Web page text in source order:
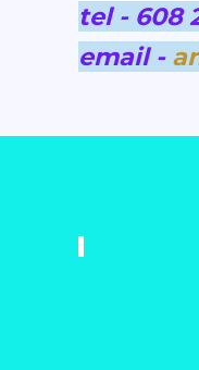
tel - 608
email -